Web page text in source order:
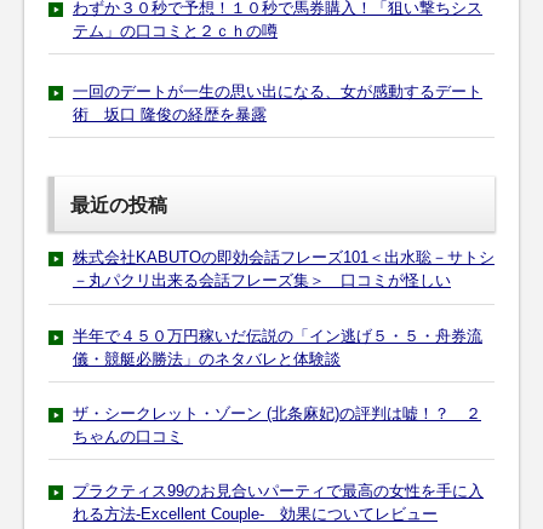
わずか３０秒で予想！１０秒で馬券購入！「狙い撃ちシス
テム」の口コミと２ｃｈの噂
一回のデートが一生の思い出になる、女が感動するデート
術 坂口 隆俊の経歴を暴露
最近の投稿
株式会社KABUTOの即効会話フレーズ101＜出水聡－サトシ
－丸パクリ出来る会話フレーズ集＞ 口コミが怪しい
半年で４５０万円稼いだ伝説の「イン逃げ５・５・舟券流
儀・競艇必勝法」のネタバレと体験談
ザ・シークレット・ゾーン (北条麻妃)の評判は嘘！？ ２
ちゃんの口コミ
プラクティス99のお見合いパーティで最高の女性を手に入
れる方法-Excellent Couple- 効果についてレビュー